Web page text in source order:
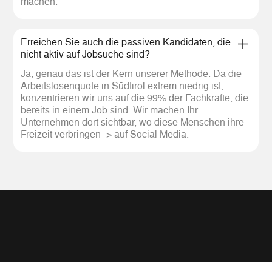
Erreichen Sie auch die passiven Kandidaten, die
nicht aktiv auf Jobsuche sind?
Ja, genau das ist der Kern unserer Methode. Da die
Arbeitslosenquote in Südtirol extrem niedrig ist,
konzentrieren wir uns auf die 99% der Fachkräfte, die
bereits in einem Job sind. Wir machen Ihr
Unternehmen dort sichtbar, wo diese Menschen ihre
Freizeit verbringen -> auf Social Media.